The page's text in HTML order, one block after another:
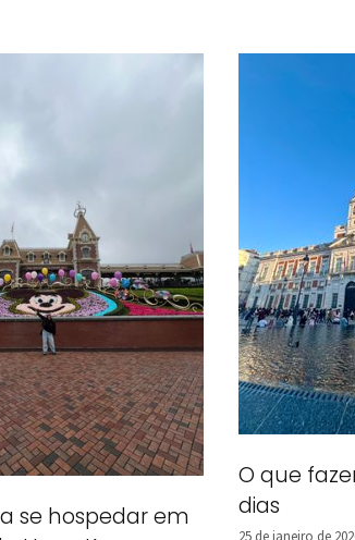
se hospedar em
O que
dias
25 de janeiro de